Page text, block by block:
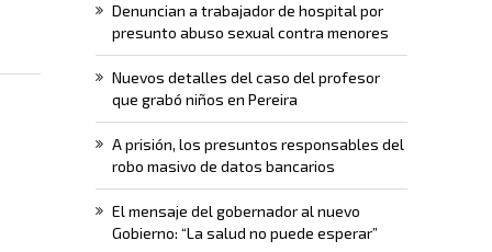
Denuncian a trabajador de hospital por
presunto abuso sexual contra menores
Nuevos detalles del caso del profesor
que grabó niños en Pereira
A prisión, los presuntos responsables del
robo masivo de datos bancarios
El mensaje del gobernador al nuevo
Gobierno: “La salud no puede esperar”